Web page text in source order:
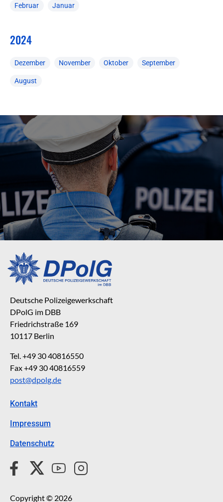
Februar Januar
2024
Dezember November Oktober September
August
Deutsche Polizeigewerkschaft
DPolG im DBB
Friedrichstraße 169
10117 Berlin
Tel. +49 30 40816550
Fax +49 30 40816559
post@dpolg.de
Kontakt
Impressum
Datenschutz
Copyright © 2026